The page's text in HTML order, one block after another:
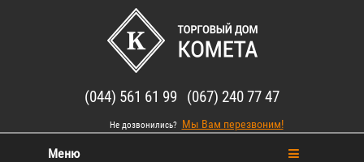
(044) 561 61 99 (067) 240 77 47
Не дозвонились? Мы Вам перезвоним!
Меню